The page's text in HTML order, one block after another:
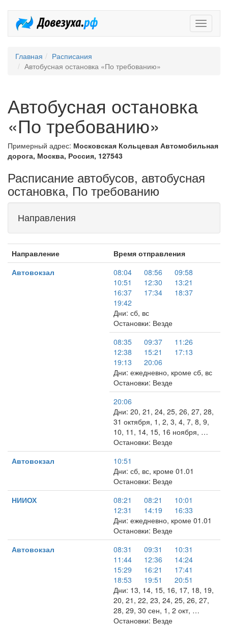
Главная
Расписания
Автобусная остановка «По требованию»
Автобусная остановка
«По требованию»
Примерный адрес: Московская Кольцевая Автомобильная
дорога, Москва, Россия, 127543
Расписание автобусов, автобусная
остановка, По требованию
Направления
Направление
Время отправления
Автовокзал
08:04 08:56
09:58
10:51
12:30
13:21
16:37
17:34
18:37
19:42
Дни: сб, вс
Остановки: Везде
08:35
09:37
11:26
12:38
15:21
17:13
19:13
20:06
Дни: ежедневно, кроме сб, вс
Остановки: Везде
20:06
Дни: 20, 21, 24, 25, 26, 27, 28,
31 октября, 1, 2, 3, 4, 7, 8, 9,
10, 11, 14, 15, 16 ноября, …
Остановки: Везде
Автовокзал
10:51
Дни: сб, вс, кроме 01.01
Остановки: Везде
НИИОХ
08:21 08:21
10:01
12:31
14:19
16:33
Дни: ежедневно, кроме 01.01
Остановки: Везде
Автовокзал
08:31 09:31
10:31
11:44
12:36
14:24
15:29
16:21
17:41
18:53
19:51
20:51
Дни: 13, 14, 15, 16, 17, 18, 19,
20, 21, 22, 23, 24, 25, 26, 27,
28, 29, 30 сен, 1, 2 окт, …
Остановки: Везде